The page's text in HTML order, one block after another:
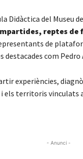
Didàctica del Museu
reptes de
de
destacades com Pedro
experiències,
els territoris vinculats
- Anunci -